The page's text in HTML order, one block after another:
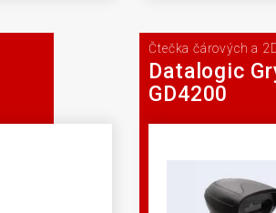
Čtečka čárových a
Datalogic
GD4200